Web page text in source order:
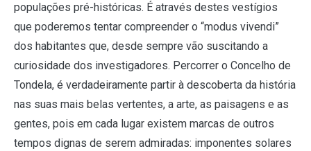
populações pré-históricas. É através destes vestígios
que poderemos tentar compreender o “modus vivendi”
dos habitantes que, desde sempre vão suscitando a
curiosidade dos investigadores. Percorrer o Concelho de
Tondela, é verdadeiramente partir à descoberta da história
nas suas mais belas vertentes, a arte, as paisagens e as
gentes, pois em cada lugar existem marcas de outros
tempos dignas de serem admiradas: imponentes solares